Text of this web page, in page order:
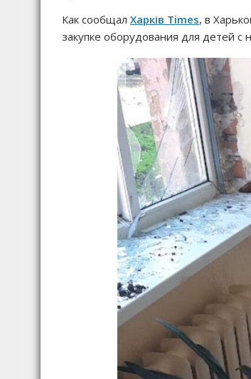
Как сообщал Харків Times, в
закупке оборудования для детей с